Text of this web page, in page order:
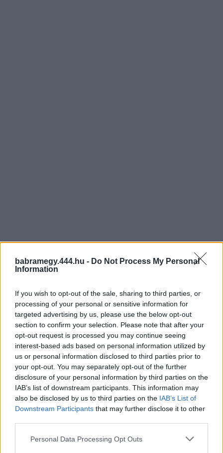
babramegy.444.hu - Do Not Process My Personal
Information
If you wish to opt-out of the sale, sharing to third parties, or
processing of your personal or sensitive information for
targeted advertising by us, please use the below opt-out
section to confirm your selection. Please note that after your
opt-out request is processed you may continue seeing
interest-based ads based on personal information utilized by
us or personal information disclosed to third parties prior to
your opt-out. You may separately opt-out of the further
disclosure of your personal information by third parties on the
IAB’s list of downstream participants. This information may
also be disclosed by us to third parties on the IAB’s List of
Downstream Participants that may further disclose it to other
Personal Data Processing Opt Outs